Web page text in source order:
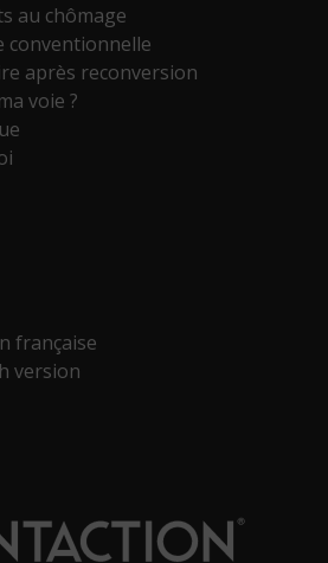
au chômage
conventionnelle
après reconversion
voie ?
française
version
*
non surtaxé
Contactez-nous